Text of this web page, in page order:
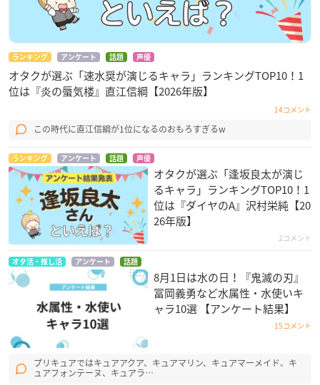
ランキング アンケート 話題 声優
オタクが選ぶ「速水奨が演じるキャラ」ランキングTOP10！1
位は『炎の蜃気楼』直江信綱【2026年版】
14コメント
この時代に直江信綱が1位になるのおもろすぎるw
ランキング アンケート 話題 声優
オタクが選ぶ「逢坂良太が演じ
るキャラ」ランキングTOP10！1
位は『ダイヤのA』沢村栄純【20
26年版】
2コメント
オタ活・推し活 アンケート 話題
8月1日は水の日！『鬼滅の刃』
冨岡義勇など水属性・水使いキ
ャラ10選 【アンケート結果】
15コメント
プリキュアではキュアアクア、キュアマリン、キュアマーメイド、キ
ュアフォンテーヌ、キュアラ…